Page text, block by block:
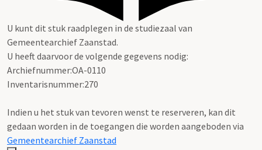
U kunt dit stuk raadplegen in de studiezaal van
Gemeentearchief Zaanstad.
U heeft daarvoor de volgende gegevens nodig:
Archiefnummer:OA-0110
Inventarisnummer:270
Indien u het stuk van tevoren wenst te reserveren, kan dit
gedaan worden in de toegangen die worden aangeboden via
Gemeentearchief Zaanstad